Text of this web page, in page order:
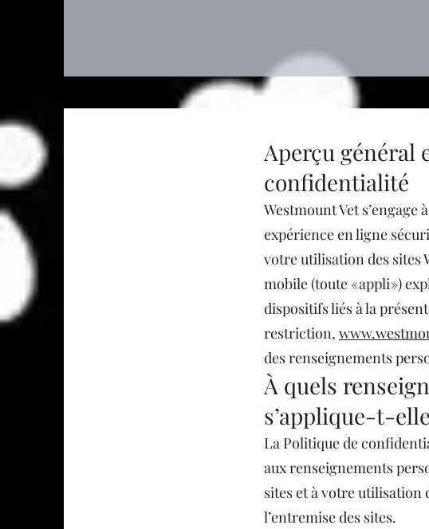
Aperçu général
confidentialité
Westmount Vet
expérience en ligne
votre utilisation des sites
mobile (toute « appli »)
dispositifs liés à la
restriction,
des renseignements
À quels
s’applique-t-elle
La Politique de
aux renseignements
sites et à votre utilisation
l’entremise des sites.